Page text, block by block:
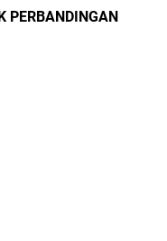
PERBANDINGAN